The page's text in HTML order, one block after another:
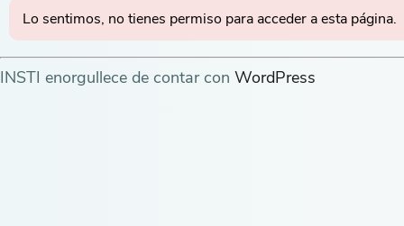
Lo sentimos, no tienes permiso para acceder a esta página.
INSTI enorgullece de contar con WordPress